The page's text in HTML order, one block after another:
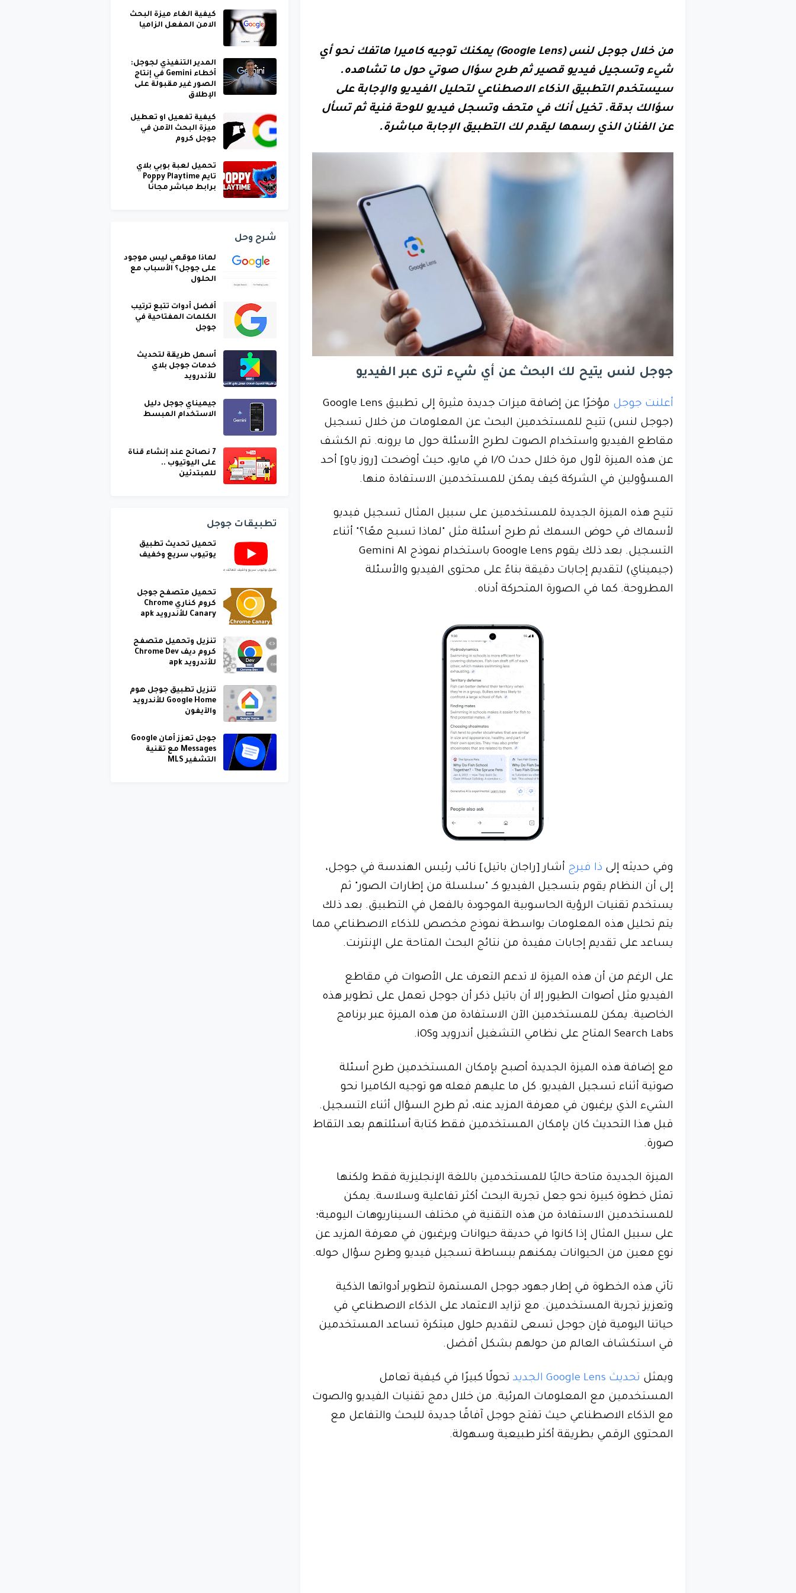
من خلال جوجل لنس (Google Lens) يمكنك توجيه كاميرا هاتفك نحو أي
شيء وتسجيل فيديو قصير ثم طرح سؤال صوتي حول ما تشاهده.
سيستخدم التطبيق الذكاء الاصطناعي لتحليل الفيديو والإجابة على
سؤالك بدقة. تخيل أنك في متحف وتسجل فيديو للوحة فنية ثم تسأل
عن الفنان الذي رسمها ليقدم لك التطبيق الإجابة مباشرة.
جوجل لنس يتيح لك البحث عن أي شيء ترى عبر الفيديو
أعلنت جوجل
مؤخرًا عن إضافة ميزات جديدة مثيرة إلى تطبيق Google Lens
(جوجل لنس) تتيح للمستخدمين البحث عن المعلومات من خلال تسجيل
مقاطع الفيديو واستخدام الصوت لطرح الأسئلة حول ما يرونه. تم الكشف
عن هذه الميزة لأول مرة خلال حدث I/O في مايو، حيث أوضحت [روز ياو] أحد
المسؤولين في الشركة كيف يمكن للمستخدمين الاستفادة منها.
تتيح هذه الميزة الجديدة للمستخدمين على سبيل المثال تسجيل فيديو
لأسماك في حوض السمك ثم طرح أسئلة مثل "لماذا تسبح معًا؟" أثناء
التسجيل. بعد ذلك يقوم Google Lens باستخدام نموذج Gemini AI
(جيميناي) لتقديم إجابات دقيقة بناءً على محتوى الفيديو والأسئلة
المطروحة. كما في الصورة المتحركة أدناه.
وفي حديثه إلى ذا فيرج أشار [راجان باتيل] نائب رئيس الهندسة في جوجل،
إلى أن النظام يقوم بتسجيل الفيديو كـ "سلسلة من إطارات الصور" ثم
يستخدم تقنيات الرؤية الحاسوبية الموجودة بالفعل في التطبيق. بعد ذلك
يتم تحليل هذه المعلومات بواسطة نموذج مخصص للذكاء الاصطناعي مما
يساعد على تقديم إجابات مفيدة من نتائج البحث المتاحة على الإنترنت.
على الرغم من أن هذه الميزة لا تدعم التعرف على الأصوات في مقاطع
الفيديو مثل أصوات الطيور إلا أن باتيل ذكر أن جوجل تعمل على تطوير هذه
الخاصية. يمكن للمستخدمين الآن الاستفادة من هذه الميزة عبر برنامج
Search Labs المتاح على نظامي التشغيل أندرويد وiOS.
مع إضافة هذه الميزة الجديدة أصبح بإمكان المستخدمين طرح أسئلة
صوتية أثناء تسجيل الفيديو. كل ما عليهم فعله هو توجيه الكاميرا نحو
الشيء الذي يرغبون في معرفة المزيد عنه، ثم طرح السؤال أثناء التسجيل.
قبل هذا التحديث كان بإمكان المستخدمين فقط كتابة أسئلتهم بعد التقاط
صورة.
الميزة الجديدة متاحة حاليًا للمستخدمين باللغة الإنجليزية فقط ولكنها
تمثل خطوة كبيرة نحو جعل تجربة البحث أكثر تفاعلية وسلاسة. يمكن
للمستخدمين الاستفادة من هذه التقنية في مختلف السيناريوهات اليومية؛
على سبيل المثال إذا كانوا في حديقة حيوانات ويرغبون في معرفة المزيد عن
نوع معين من الحيوانات يمكنهم ببساطة تسجيل فيديو وطرح سؤال حوله.
تأتي هذه الخطوة في إطار جهود جوجل المستمرة لتطوير أدواتها الذكية
وتعزيز تجربة المستخدمين. مع تزايد الاعتماد على الذكاء الاصطناعي في
حياتنا اليومية فإن جوجل تسعى لتقديم حلول مبتكرة تساعد المستخدمين
في استكشاف العالم من حولهم بشكل أفضل.
ويمثل تحديث Google Lens الجديد
تحولًا كبيرًا في كيفية تعامل
المستخدمين مع المعلومات المرئية. من خلال دمج تقنيات الفيديو والصوت
مع الذكاء الاصطناعي حيث تفتح جوجل آفاقًا جديدة للبحث والتفاعل مع
المحتوى الرقمي بطريقة أكثر طبيعية وسهولة.
كيفية الغاء ميزة البحث
الامن المفعل الزاميا
المدير التنفيذي لجوجل:
أخطاء Gemini في إنتاج
الصور غير مقبولة على
الإطلاق
كيفية تفعيل او تعطيل
ميزة البحث الآمن في
جوجل كروم
تحميل لعبة بوبي بلاي
تايم Poppy Playtime
برابط مباشر مجانًا
شرح وحل
لماذا موقعي ليس موجود
على جوجل؟ الأسباب مع
الحلول
أفضل أدوات تتبع ترتيب
الكلمات المفتاحية في
جوجل
أسهل طريقة لتحديث
خدمات جوجل بلاي
للأندرويد
جيميناي جوجل دليل
الاستخدام المبسط
7 نصائح عند إنشاء قناة
على اليوتيوب ..
للمبتدئين
تطبيقات جوجل
تحميل تحديث تطبيق
يوتيوب سريع وخفيف
تحميل متصفح جوجل
كروم كناري Chrome
Canary للأندرويد apk
تنزيل وتحميل متصفح
كروم ديف Chrome Dev
للأندرويد apk
تنزيل تطبيق جوجل هوم
Google Home للأندرويد
والآيفون
جوجل تعزز أمان Google
Messages مع تقنية
التشفير MLS